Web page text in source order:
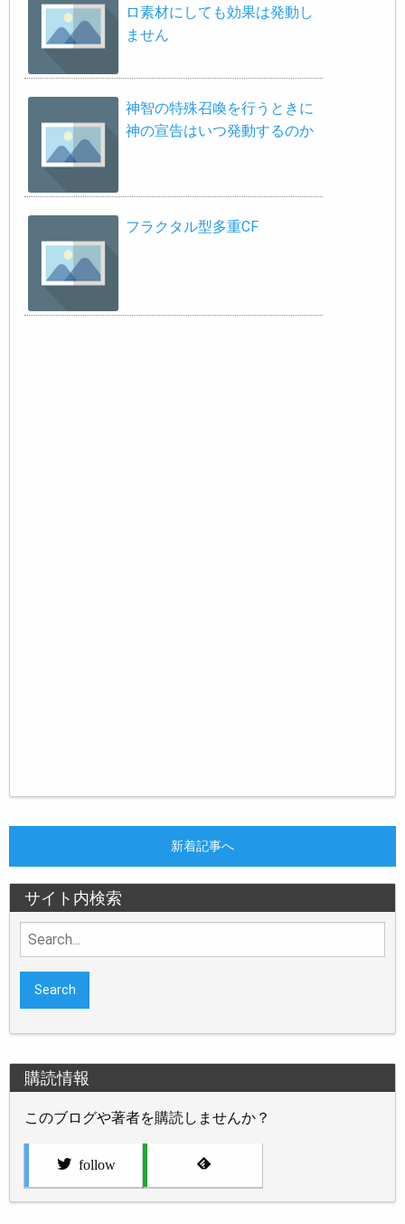
ロ素材にしても効果は発動し
ません
神智の特殊召喚を行うときに
神の宣告はいつ発動するのか
フラクタル型多重CF
新着記事へ
サイト内検索
Search
for:
購読情報
このブログや著者を購読しませんか？
follow